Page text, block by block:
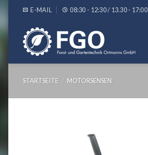
content
E-MAIL 08:30 - 12:30 / 13.30 - 17:00
STARTSEITE / MOTORSENSEN